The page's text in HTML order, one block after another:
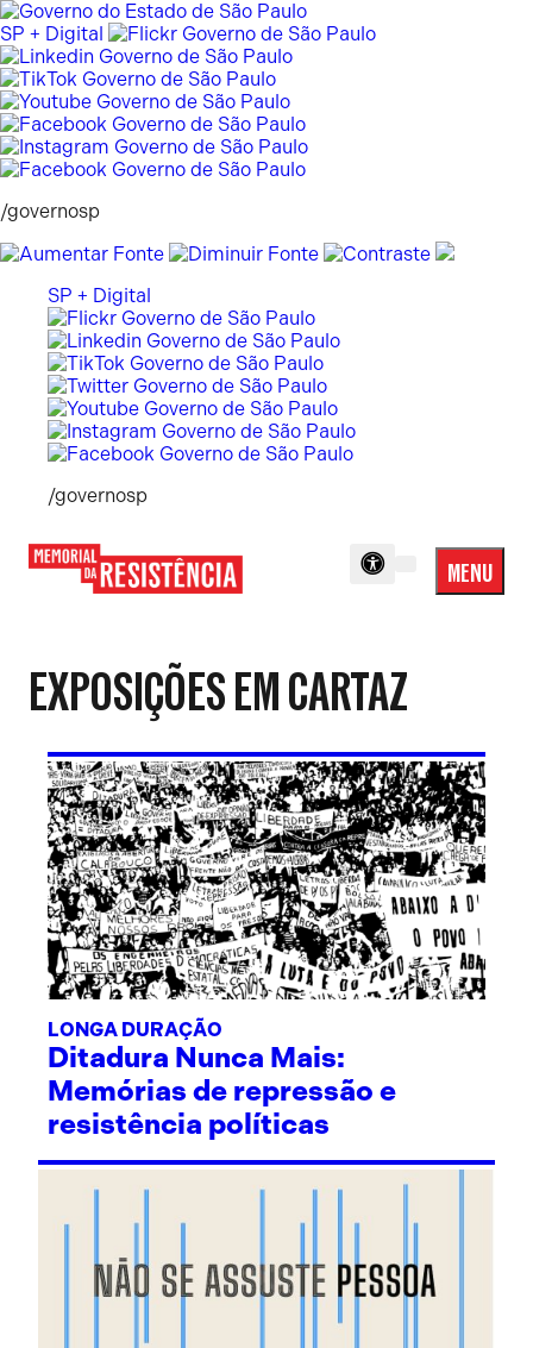
Pular
para
o
conteúdo
SP + Digital
/governosp
SP + Digital
/governosp
MENU
Menu
EXPOSIÇÕES EM CARTAZ
LONGA DURAÇÃO
Ditadura Nunca Mais:
Memórias de repressão e
resistência políticas